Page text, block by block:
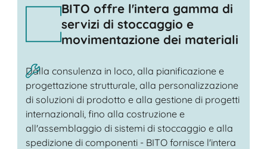
BITO offre l'intera gamma di
servizi di stoccaggio e
movimentazione dei materiali
Dalla consulenza in loco, alla pianificazione e
progettazione strutturale, alla personalizzazione
di soluzioni di prodotto e alla gestione di progetti
internazionali, fino alla costruzione e
all'assemblaggio di sistemi di stoccaggio e alla
spedizione di componenti - BITO fornisce l'intera